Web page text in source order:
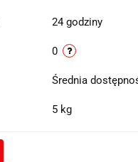
24 godziny
0
Średnia
5 kg